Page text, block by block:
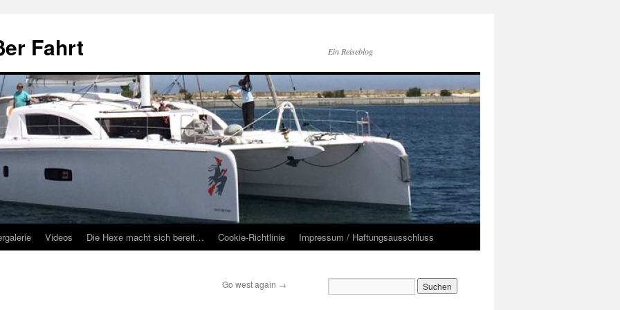
Fahrt Ein Reiseblog
Videos Die Hexe macht sich bereit… Cookie-Richtlinie Impressum / Haftungsausschluss
Go west again →